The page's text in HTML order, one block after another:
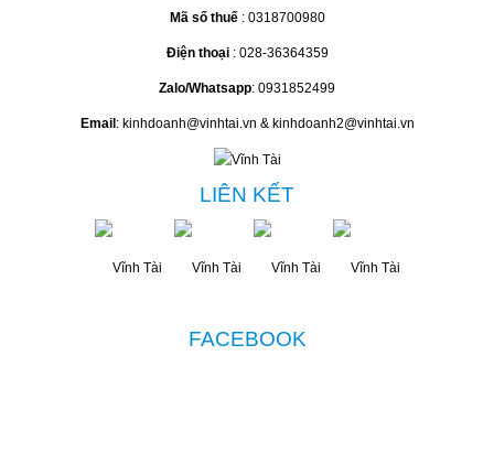
Mã số thuế : 0318700980
Điện thoại : 028-36364359
Zalo/Whatsapp: 0931852499
Email : kinhdoanh@vinhtai.vn & kinhdoanh2@vinhtai.vn
LIÊN KẾT
FACEBOOK